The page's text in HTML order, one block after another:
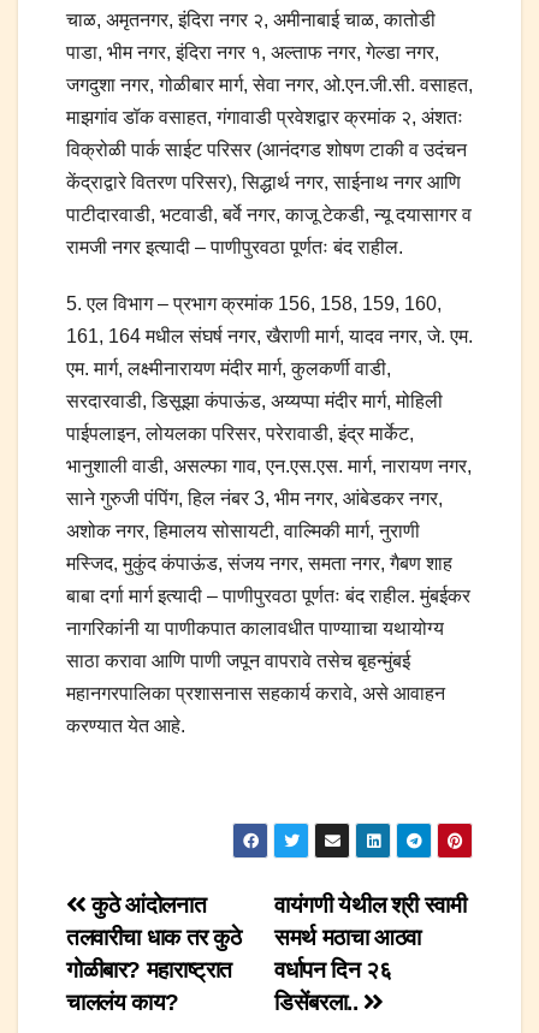
चाळ, अमृतनगर, इंदिरा नगर २, अमीनाबाई चाळ, कातोडी
पाडा, भीम नगर, इंदिरा नगर १, अल्ताफ नगर, गेल्डा नगर,
जगदुशा नगर, गोळीबार मार्ग, सेवा नगर, ओ.एन.जी.सी. वसाहत,
माझगांव डॉक वसाहत, गंगावाडी प्रवेशद्वार क्रमांक २, अंशतः
विक्रोळी पार्क साईट परिसर (आनंदगड शोषण टाकी व उदंचन
केंद्राद्वारे वितरण परिसर), सिद्धार्थ नगर, साईनाथ नगर आणि
पाटीदारवाडी, भटवाडी, बर्वे नगर, काजू टेकडी, न्यू दयासागर व
रामजी नगर इत्यादी – पाणीपुरवठा पूर्णतः बंद राहील.
5. एल विभाग – प्रभाग क्रमांक 156, 158, 159, 160,
161, 164 मधील संघर्ष नगर, खैराणी मार्ग, यादव नगर, जे. एम.
एम. मार्ग, लक्ष्मीनारायण मंदीर मार्ग, कुलकर्णी वाडी,
सरदारवाडी, डिसूझा कंपाऊंड, अय्यप्पा मंदीर मार्ग, मोहिली
पाईपलाइन, लोयलका परिसर, परेरावाडी, इंद्र मार्केट,
भानुशाली वाडी, असल्फा गाव, एन.एस.एस. मार्ग, नारायण नगर,
साने गुरुजी पंपिंग, हिल नंबर 3, भीम नगर, आंबेडकर नगर,
अशोक नगर, हिमालय सोसायटी, वाल्मिकी मार्ग, नुराणी
मस्जिद, मुकुंद कंपाऊंड, संजय नगर, समता नगर, गैबण शाह
बाबा दर्गा मार्ग इत्यादी – पाणीपुरवठा पूर्णतः बंद राहील. मुंबईकर
नागरिकांनी या पाणीकपात कालावधीत पाण्यााचा यथायोग्य
साठा करावा आणि पाणी जपून वापरावे तसेच बृहन्मुंबई
महानगरपालिका प्रशासनास सहकार्य करावे, असे आवाहन
करण्यात येत आहे.
Post
navigation
वायंगणी येथील श्री स्वामी
समर्थ मठाचा आठवा
वर्धापन दिन २६
डिसेंबरला..
कुठे आंदोलनात
तलवारीचा धाक तर कुठे
गोळीबार? महाराष्ट्रात
चाललंय काय?